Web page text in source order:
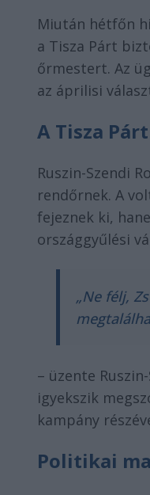
Miután hétfőn
a Tisza Párt
őrmestert. Az
az áprilisi
A Tisza
Ruszin-Szendi
rendőrnek. A
fejeznek ki,
országgyűlési
„Ne félj,
– üzente
igyekszik
kampány
Politikai